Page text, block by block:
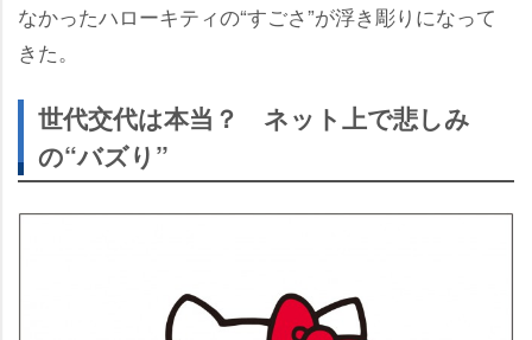
なかったハローキティの“すごさ”が浮き彫りになって
きた。
世代交代は本当？ ネット上で悲しみ
の“バズり”